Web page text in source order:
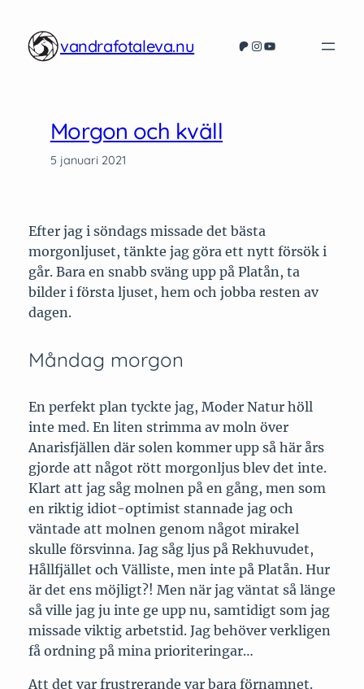
innehåll
vandrafotaleva.nu Patreon
Instagram
YouTube
Morgon och kväll
5 januari 2021
Efter jag i söndags missade det bästa
morgonljuset, tänkte jag göra ett nytt försök i
går. Bara en snabb sväng upp på Platån, ta
bilder i första ljuset, hem och jobba resten av
dagen.
Måndag morgon
En perfekt plan tyckte jag, Moder Natur höll
inte med. En liten strimma av moln över
Anarisfjällen där solen kommer upp så här års
gjorde att något rött morgonljus blev det inte.
Klart att jag såg molnen på en gång, men som
en riktig idiot-optimist stannade jag och
väntade att molnen genom något mirakel
skulle försvinna. Jag såg ljus på Rekhuvudet,
Hållfjället och Välliste, men inte på Platån. Hur
är det ens möjligt?! Men när jag väntat så länge
så ville jag ju inte ge upp nu, samtidigt som jag
missade viktig arbetstid. Jag behöver verkligen
få ordning på mina prioriteringar…
Att det var frustrerande var bara förnamnet.